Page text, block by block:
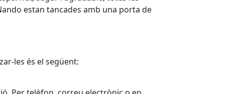
estan tancades amb una porta de
les és el següent: